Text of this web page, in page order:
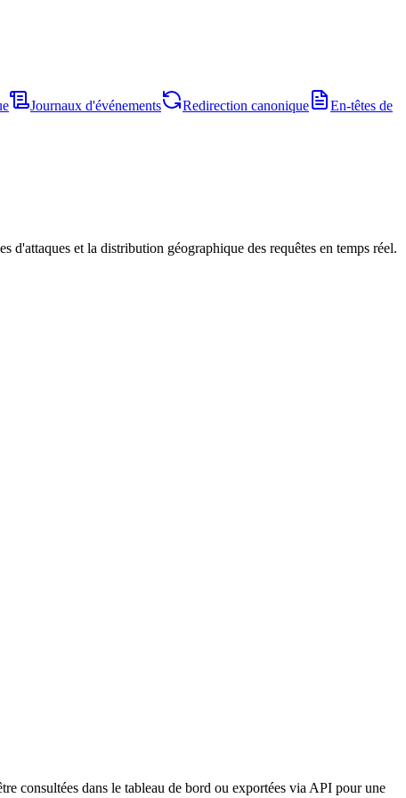
Journaux d'événements Redirection canonique
En-têtes de
d'attaques et la distribution géographique des requêtes en temps réel.
consultées dans le tableau de bord ou exportées via API pour une